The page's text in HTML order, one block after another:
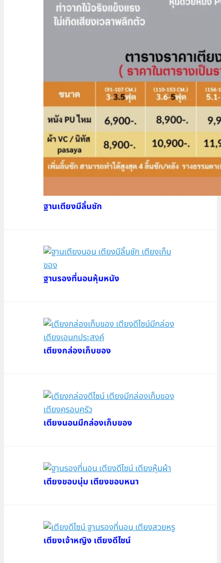
ฐานเตียงมีลิ้นชัก
ฐานรองที่นอนหุ้มหนัง
เตียงกล่องเก็บของ
เตียงนอนมีกล่องเก็บของ
เตียงขอบนุ่ม เตียงขอบหนา
เตียงเจ้าหญิง เตียงดีไซน์